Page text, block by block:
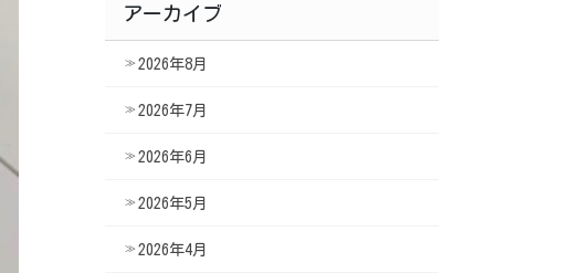
アーカイブ
2026年8月
2026年7月
2026年6月
2026年5月
2026年4月